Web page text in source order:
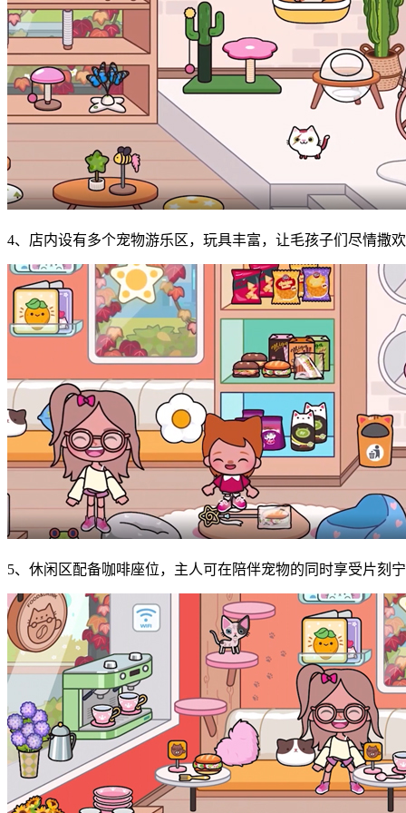
4、店内设有多个宠物游乐区，玩具丰富，让毛孩子们尽情撒
5、休闲区配备咖啡座位，主人可在陪伴宠物的同时享受片刻